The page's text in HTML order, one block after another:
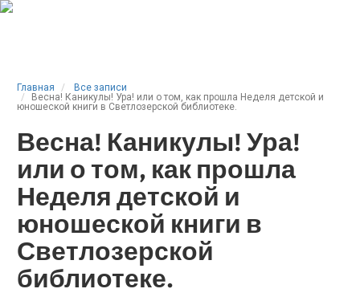
Главная
Все записи
Весна! Каникулы! Ура! или о том, как прошла Неделя детской и
юношеской книги в Светлозерской библиотеке.
Весна! Каникулы! Ура!
или о том, как прошла
Неделя детской и
юношеской книги в
Светлозерской
библиотеке.